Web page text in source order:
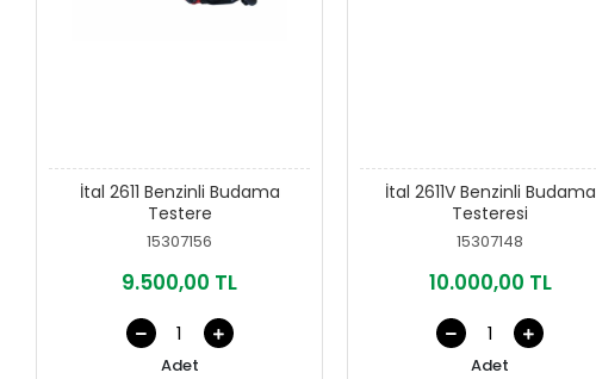
İtal 2611 Benzinli Budama
Testere
15307156
9.500,00 TL
Adet
İtal 2611V Benzinli Budama
Testeresi
15307148
10.000,00 TL
Adet